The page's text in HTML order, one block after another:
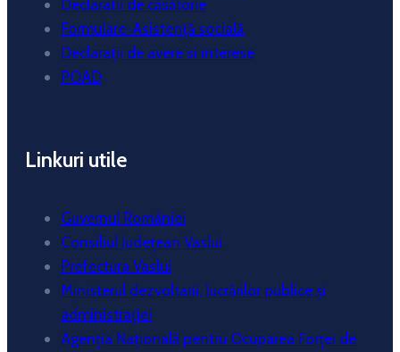
Declaratii de căsătorie
Formulare-Asistență socială
Declarații de avere si interese
POAD
Linkuri utile
Guvernul României
Consiliul Județean Vaslui
Prefectura Vaslui
Ministerul dezvoltarii, lucrărilor publice și
administrației
Agenția Națională pentru Ocuparea Forței de